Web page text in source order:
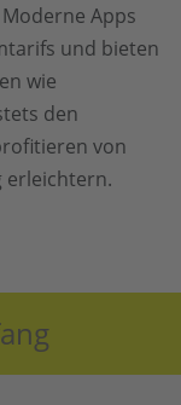
Apps
und bieten
wie
den
von
erleichtern.